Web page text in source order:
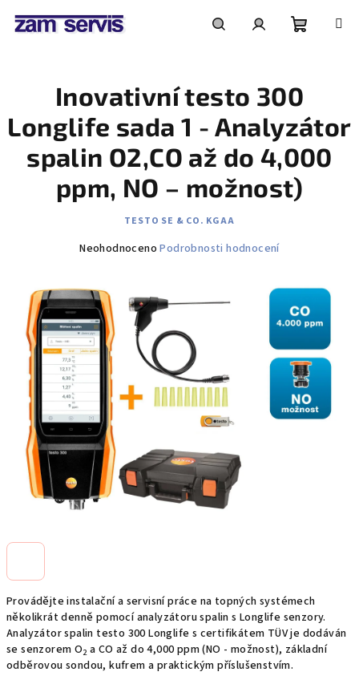
košík
Provádějte instalační a servisní práce na topných systémech
několikrát denně pomocí analyzátoru spalin s Longlife senzory.
Analyzátor spalin testo 300 Longlife s certifikátem TÜV je dodáván
se senzorem O2 a CO až do 4,000 ppm (NO - možnost), základní
odběrovou sondou, kufrem a praktickým příslušenstvím.
Inovativní testo 300
Longlife sada 1 - Analyzátor
spalin O2,CO až do 4,000
ppm, NO – možnost)
TESTO SE & CO. KGAA
Průměrné
je
0,0
z
5
hvězdiček.
Neohodnoceno Podrobnosti hodnocení